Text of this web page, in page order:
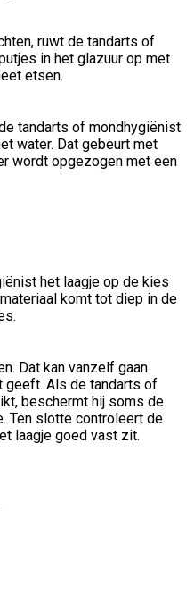
ruwt de tandarts of
in het glazuur op met
etsen.
tandarts of mondhygiënist
water. Dat gebeurt met
wordt opgezogen met een
het laagje op de kies
komt tot diep in de
Dat kan vanzelf gaan
geeft. Als de tandarts of
beschermt hij soms de
Ten slotte controleert de
laagje goed vast zit.